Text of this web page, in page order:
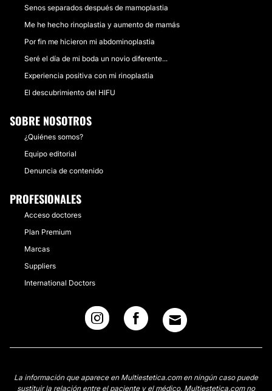
Senos separados después de mamoplastia
Me he hecho rinoplastia y aumento de mamás
Por fin me hicieron mi abdominoplastia
Seré el día de mi boda un novio diferente...
Experiencia positiva con mi rinoplastia
El descubrimiento del HIFU
SOBRE NOSOTROS
¿Quiénes somos?
Equipo editorial
Denuncia de contenido
PROFESIONALES
Acceso doctores
Plan Premium
Marcas
Suppliers
International Doctors
La información que aparece en Multiestetica.com en ningún caso puede
sustituir la relación entre el paciente y el médico. Multiestetica.com no